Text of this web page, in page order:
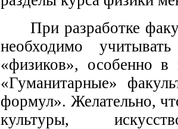
При разработке
необходимо
«физиков», особенно
«Гуманитарные»
формул». Желательно,
культуры,